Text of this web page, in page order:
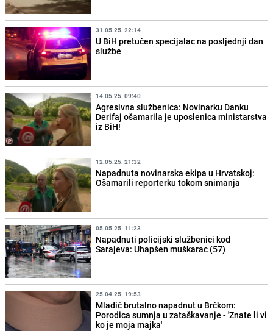
31.05.25. 22:14
U BiH pretučen specijalac na posljednji dan
službe
14.05.25. 09:40
Agresivna službenica: Novinarku Danku
Derifaj ošamarila je uposlenica ministarstva
iz BiH!
12.05.25. 21:32
Napadnuta novinarska ekipa u Hrvatskoj:
Ošamarili reporterku tokom snimanja
05.05.25. 11:23
Napadnuti policijski službenici kod
Sarajeva: Uhapšen muškarac (57)
25.04.25. 19:53
Mladić brutalno napadnut u Brčkom:
Porodica sumnja u zataškavanje - 'Znate li vi
ko je moja majka'